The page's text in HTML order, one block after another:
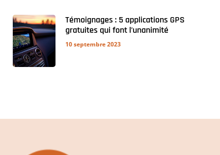
Témoignages : 5 applications GPS
gratuites qui font l’unanimité
10 septembre 2023